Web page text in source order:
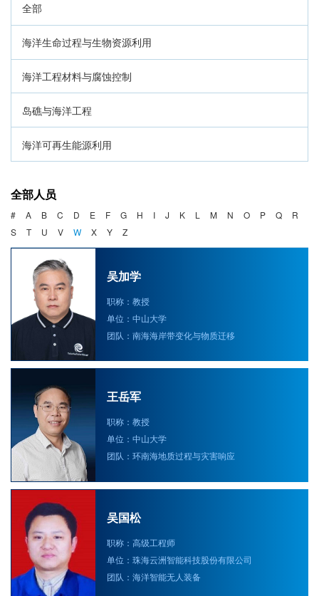
全部
海洋生命过程与生物资源利用
海洋工程材料与腐蚀控制
岛礁与海洋工程
海洋可再生能源利用
海洋产业与政策
海洋可持续发展
全部人员
# A B C D E F G H I J K L M N O P Q
R
S
T U V W X Y Z
吴加学
职称：教授
单位：中山大学
团队：南海海岸带变化与物质迁移
王岳军
职称：教授
单位：中山大学
团队：环南海地质过程与灾害响应
吴国松
职称：高级工程师
单位：珠海云洲智能科技股份有限公司
团队：海洋智能无人装备